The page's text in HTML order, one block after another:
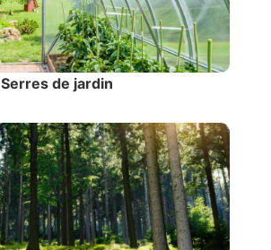
Serres de jardin